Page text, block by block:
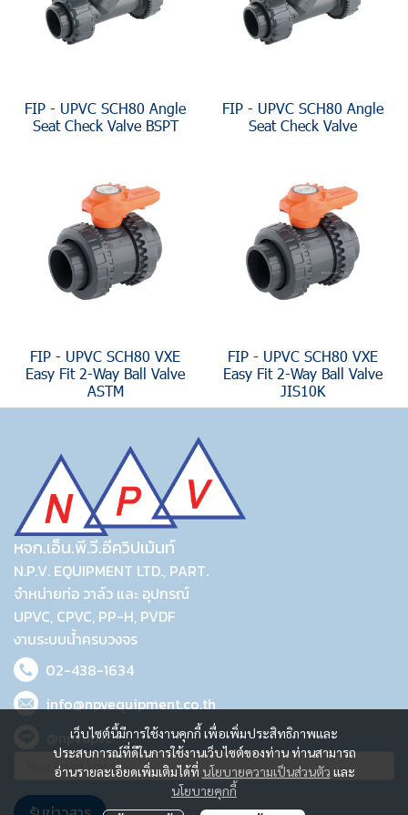
FIP - UPVC SCH80 Angle
Seat Check Valve BSPT
FIP - UPVC SCH80 Angle
Seat Check Valve
FIP - UPVC SCH80 VXE
Easy Fit 2-Way Ball Valve
ASTM
FIP - UPVC SCH80 VXE
Easy Fit 2-Way Ball Valve
JIS10K
เว็บไซต์นี้มีการใช้งานคุกกี้ เพื่อเพิ่มประสิทธิภาพและ
ประสบการณ์ที่ดีในการใช้งานเว็บไซต์ของท่าน ท่านสามารถ
อ่านรายละเอียดเพิ่มเติมได้ที่ นโยบายความเป็นส่วนตัว และ
นโยบายคุกกี้
หจก.เอ็น.พี.วี.อีควิปเม้นท์
N.P.V. EQUIPMENT LTD., PART.
จำหน่ายท่อ วาล์ว และ อุปกรณ์
UPVC, CPVC, PP-H, PVDF
งานระบบน้ำครบวงจร
02-438-1634
info@npvequipment.co.th
@npvupvc